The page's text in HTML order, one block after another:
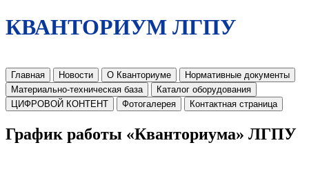
КВАНТОРИУМ ЛГПУ
Главная Новости О Кванториуме
Нормативные документы
Материально-техническая база
Каталог оборудования
ЦИФРОВОЙ КОНТЕНТ
Фотогалерея Контактная страница
График работы «Кванториума» ЛГПУ